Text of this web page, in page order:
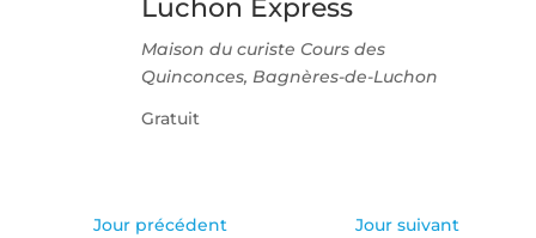
Luchon Express
Maison du curiste Cours des
Quinconces, Bagnères-de-Luchon
Gratuit
Jour précédent Jour suivant